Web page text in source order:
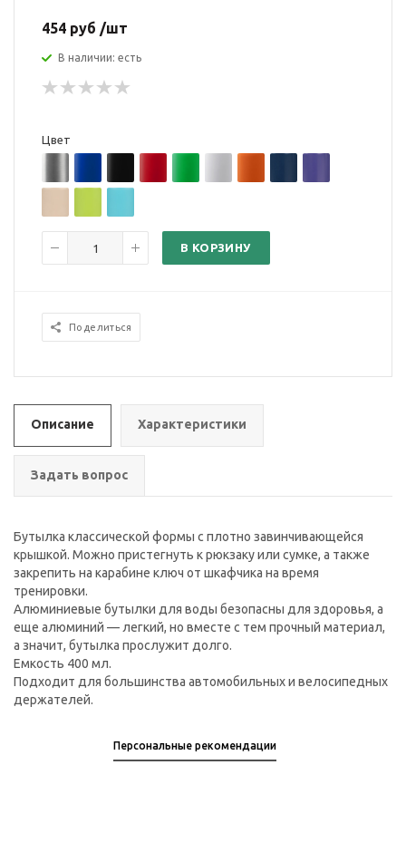
454 руб /шт
В наличии: есть
Цвет
В КОРЗИНУ
Поделиться
Описание Характеристики
Задать вопрос
Бутылка классической формы с плотно завинчивающейся
крышкой. Можно пристегнуть к рюкзаку или сумке, а также
закрепить на карабине ключ от шкафчика на время
тренировки.
Алюминиевые бутылки для воды безопасны для здоровья, а
еще алюминий — легкий, но вместе с тем прочный материал,
а значит, бутылка прослужит долго.
Емкость 400 мл.
Подходит для большинства автомобильных и велосипедных
держателей.
Персональные рекомендации